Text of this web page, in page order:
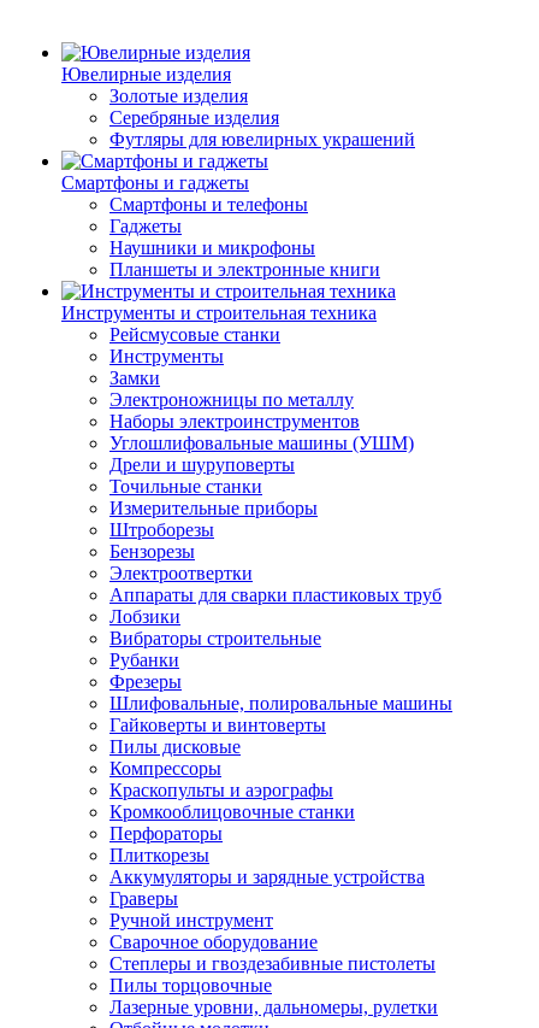
Ювелирные изделия
Золотые изделия
Серебряные изделия
Футляры для ювелирных украшений
Смартфоны и гаджеты
Смартфоны и телефоны
Гаджеты
Наушники и микрофоны
Планшеты и электронные книги
Инструменты и строительная техника
Рейсмусовые станки
Инструменты
Замки
Электроножницы по металлу
Наборы электроинструментов
Углошлифовальные машины (УШМ)
Дрели и шуруповерты
Точильные станки
Измерительные приборы
Штроборезы
Бензорезы
Электроотвертки
Аппараты для сварки пластиковых труб
Лобзики
Вибраторы строительные
Рубанки
Фрезеры
Шлифовальные, полировальные машины
Гайковерты и винтоверты
Пилы дисковые
Компрессоры
Краскопульты и аэрографы
Кромкооблицовочные станки
Перфораторы
Плиткорезы
Аккумуляторы и зарядные устройства
Граверы
Ручной инструмент
Сварочное оборудование
Степлеры и гвоздезабивные пистолеты
Пилы торцовочные
Лазерные уровни, дальномеры, рулетки